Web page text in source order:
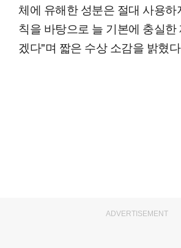
체에 유해한 성분은 절대 사용하
칙을 바탕으로 늘 기본에 충실한
겠다"며 짧은 수상 소감을 밝혔
ADVERTISEMENT